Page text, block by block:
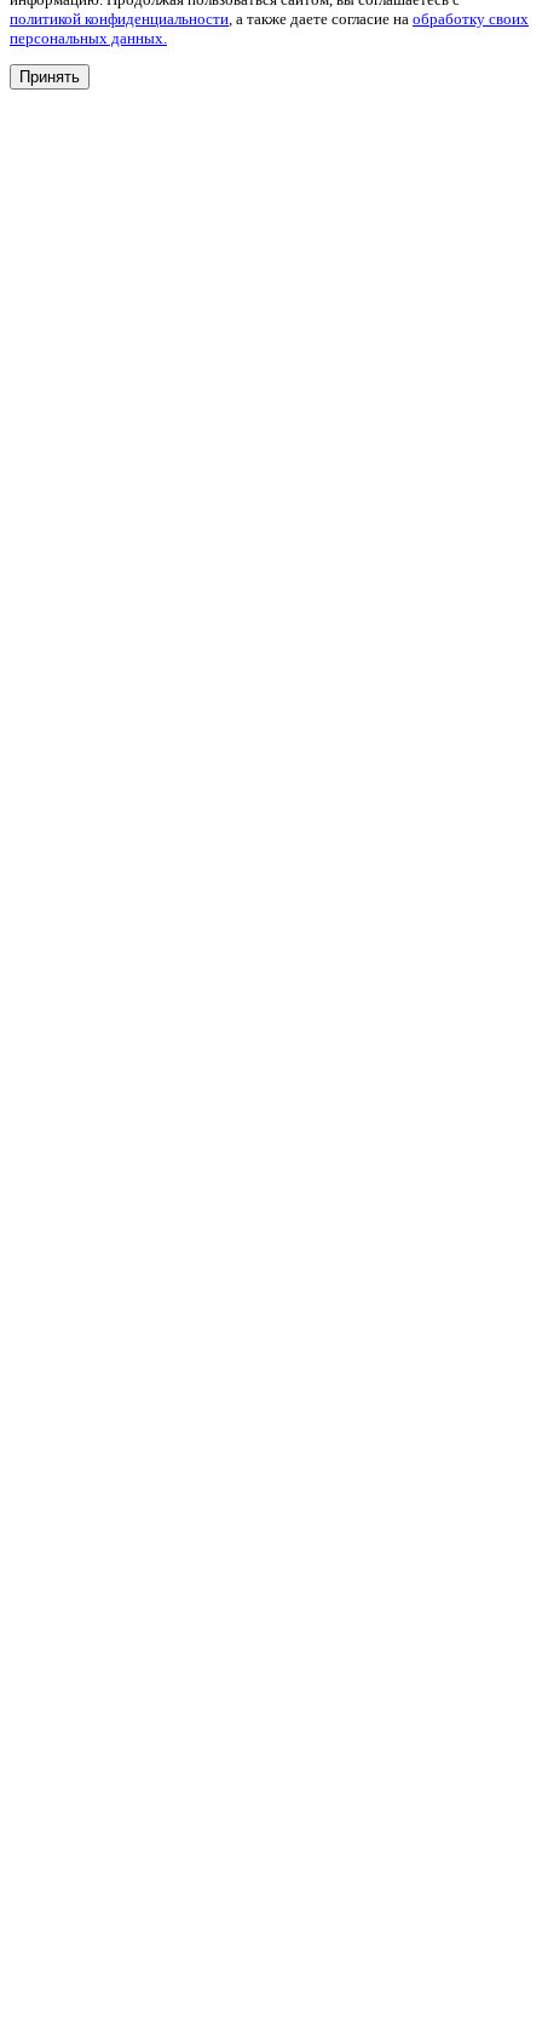
политикой конфиденциальности , а также даете согласие на обработку своих
персональных данных.
Принять